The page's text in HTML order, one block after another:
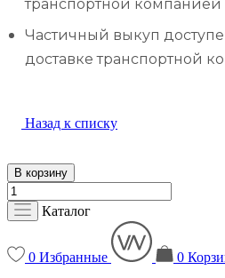
транспортной компанией
Частичный выкуп
доставке транспортной
Назад к списку
В корзину
Каталог
0 Избранные 0